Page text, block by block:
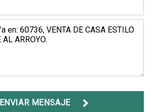
ENVIAR MENSAJE